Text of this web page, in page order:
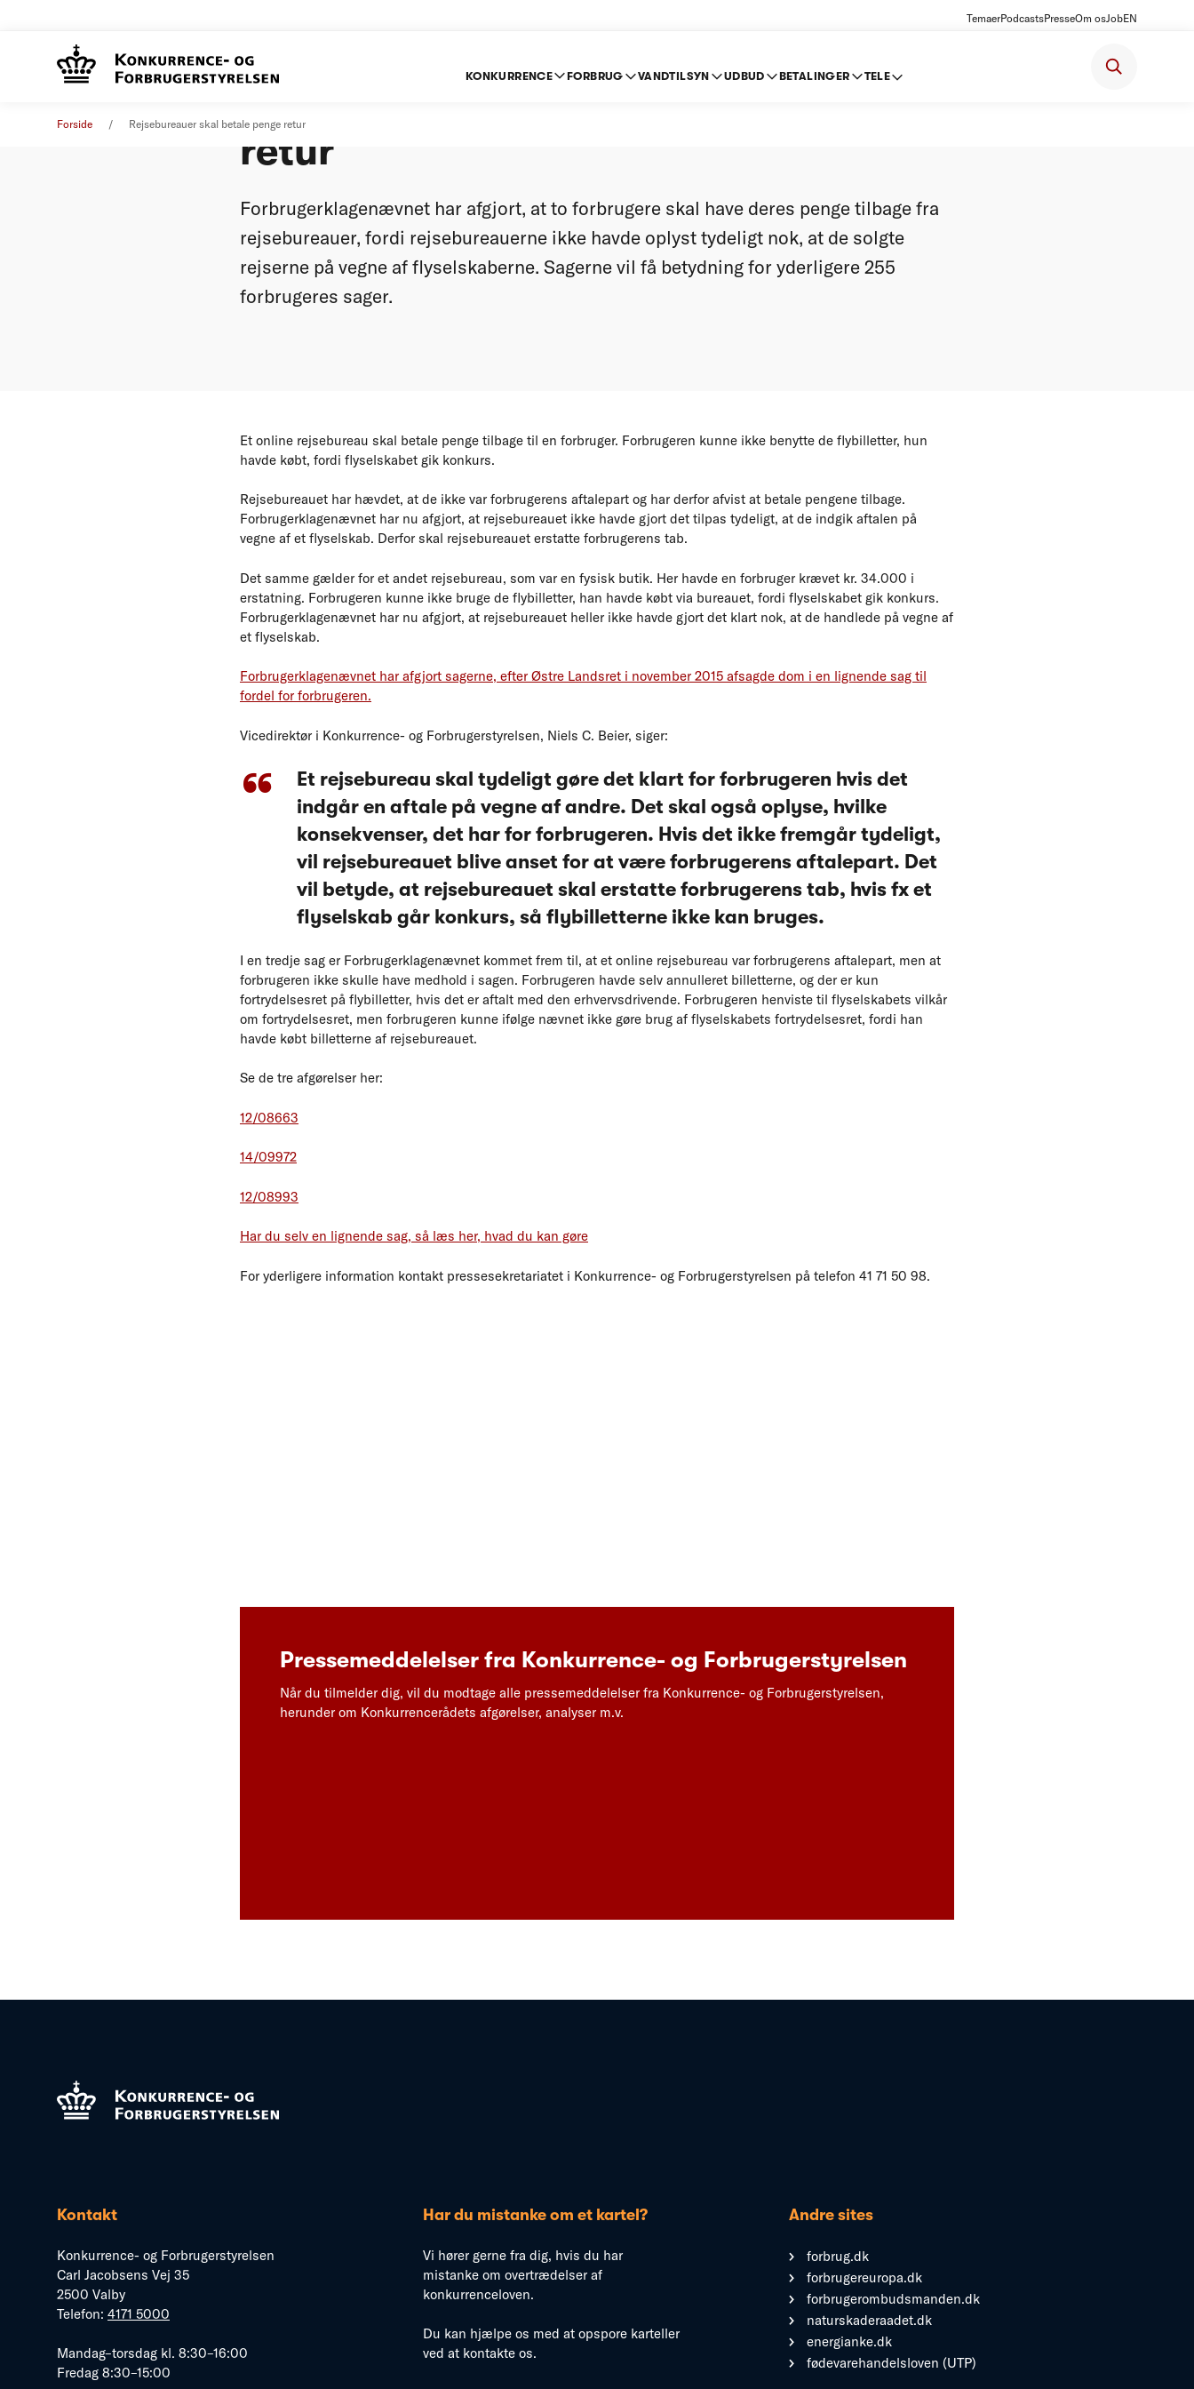
TemaerPodcastsPresseOm osJobEN
KONKURRENCE FORBRUG VANDTILSYN UDBUD BETALINGER TELE
Forside Rejsebureauer skal betale penge retur
retur
Forbrugerklagenævnet har afgjort, at to forbrugere skal have deres penge tilbage fra
rejsebureauer, fordi rejsebureauerne ikke havde oplyst tydeligt nok, at de solgte
rejserne på vegne af flyselskaberne. Sagerne vil få betydning for yderligere 255
forbrugeres sager.
Et online rejsebureau skal betale penge tilbage til en forbruger. Forbrugeren kunne ikke benytte de flybilletter, hun
havde købt, fordi flyselskabet gik konkurs.
Rejsebureauet har hævdet, at de ikke var forbrugerens aftalepart og har derfor afvist at betale pengene tilbage.
Forbrugerklagenævnet har nu afgjort, at rejsebureauet ikke havde gjort det tilpas tydeligt, at de indgik aftalen på
vegne af et flyselskab. Derfor skal rejsebureauet erstatte forbrugerens tab.
Det samme gælder for et andet rejsebureau, som var en fysisk butik. Her havde en forbruger krævet kr. 34.000 i
erstatning. Forbrugeren kunne ikke bruge de flybilletter, han havde købt via bureauet, fordi flyselskabet gik konkurs.
Forbrugerklagenævnet har nu afgjort, at rejsebureauet heller ikke havde gjort det klart nok, at de handlede på vegne af
et flyselskab.
Forbrugerklagenævnet har afgjort sagerne, efter Østre Landsret i november 2015 afsagde dom i en lignende sag til
fordel for forbrugeren.
Vicedirektør i Konkurrence- og Forbrugerstyrelsen, Niels C. Beier, siger:
Et rejsebureau skal tydeligt gøre det klart for forbrugeren hvis det
indgår en aftale på vegne af andre. Det skal også oplyse, hvilke
konsekvenser, det har for forbrugeren. Hvis det ikke fremgår tydeligt,
vil rejsebureauet blive anset for at være forbrugerens aftalepart. Det
vil betyde, at rejsebureauet skal erstatte forbrugerens tab, hvis fx et
flyselskab går konkurs, så flybilletterne ikke kan bruges.
I en tredje sag er Forbrugerklagenævnet kommet frem til, at et online rejsebureau var forbrugerens aftalepart, men at
forbrugeren ikke skulle have medhold i sagen. Forbrugeren havde selv annulleret billetterne, og der er kun
fortrydelsesret på flybilletter, hvis det er aftalt med den erhvervsdrivende. Forbrugeren henviste til flyselskabets vilkår
om fortrydelsesret, men forbrugeren kunne ifølge nævnet ikke gøre brug af flyselskabets fortrydelsesret, fordi han
havde købt billetterne af rejsebureauet.
Se de tre afgørelser her:
12/08663
14/09972
12/08993
Har du selv en lignende sag, så læs her, hvad du kan gøre
For yderligere information kontakt pressesekretariatet i Konkurrence- og Forbrugerstyrelsen på telefon 41 71 50 98.
Pressemeddelelser fra Konkurrence- og Forbrugerstyrelsen
Når du tilmelder dig, vil du modtage alle pressemeddelelser fra Konkurrence- og Forbrugerstyrelsen,
herunder om Konkurrencerådets afgørelser, analyser m.v.
Kontakt
Konkurrence- og Forbrugerstyrelsen
Carl Jacobsens Vej 35
2500 Valby
Telefon: 4171 5000
Mandag–torsdag kl. 8:30–16:00
Fredag 8:30–15:00
Har du mistanke om et kartel?
Vi hører gerne fra dig, hvis du har
mistanke om overtrædelser af
konkurrenceloven.
Du kan hjælpe os med at opspore karteller
ved at kontakte os.
Andre sites
forbrug.dk
forbrugereuropa.dk
forbrugerombudsmanden.dk
naturskaderaadet.dk
energianke.dk
fødevarehandelsloven (UTP)